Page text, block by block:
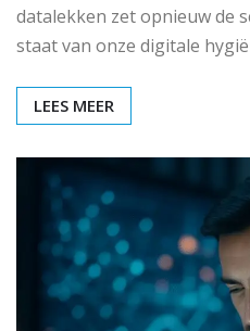
datalekken zet opnieuw de
staat van onze digitale
LEES MEER